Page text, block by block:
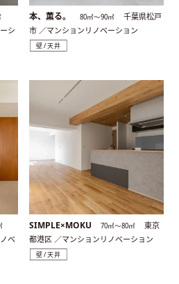
シ
本、薫る。 80㎡〜90㎡
千葉県松戸
市 ／マンションリノベーション
壁 / 天井
ベ
SIMPLE×MOKU 70㎡〜80㎡
東京
都港区 ／マンションリノベーション
壁 / 天井